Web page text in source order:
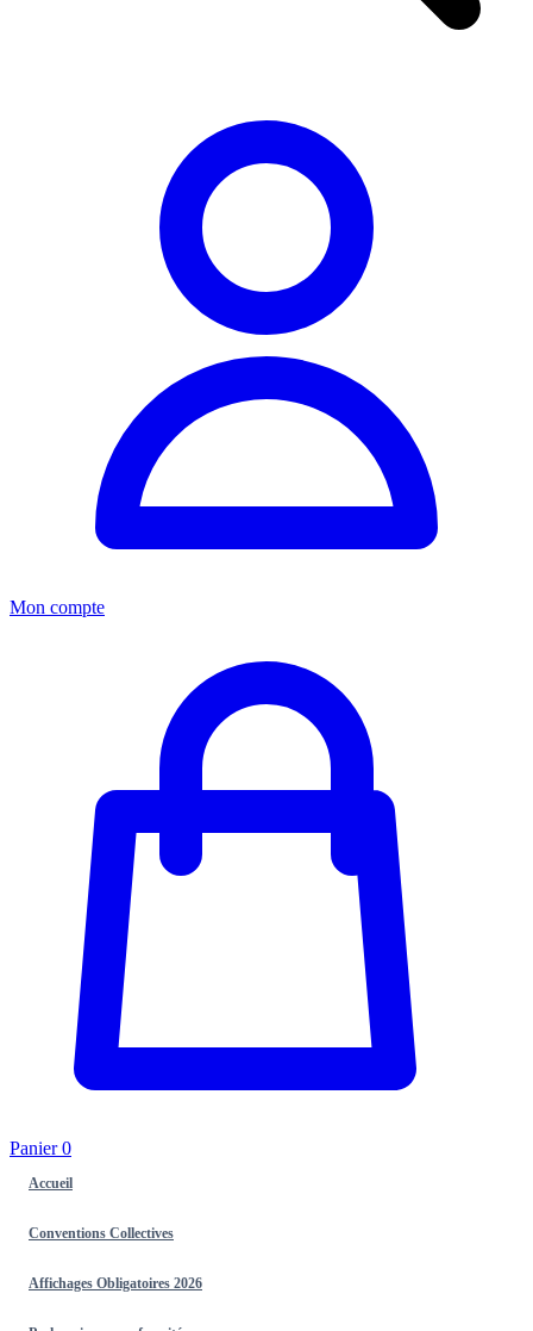
Mon compte
Panier0
Accueil
Conventions Collectives
Affichages Obligatoires 2026